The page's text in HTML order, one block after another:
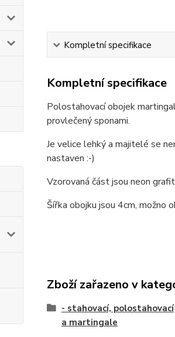
Kompletní specifikace
Kompletní specifikace
Polostahovací obojek
provlečený sponami.
Je velice lehký a majitelé se
nastaven :-)
Vzorovaná část jsou neon
Šířka obojku jsou 4cm, možno
Zboží zařazeno v
- stahovací, polostahovací
a martingale